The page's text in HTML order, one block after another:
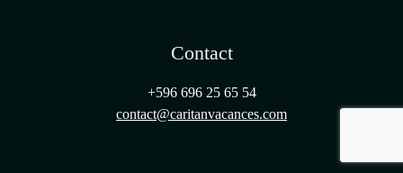
Contact
+596 696 25 65 54
contact@caritanvacances.com